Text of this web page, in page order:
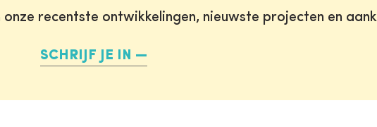
recentste ontwikkelingen, nieuwste projecten en
SCHRIJF JE IN